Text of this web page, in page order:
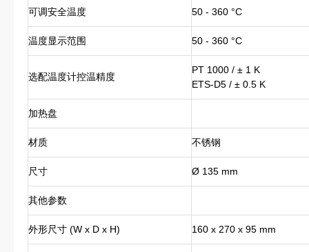
可调安全温度 50 - 360 °C
温度显示范围 50 - 360 °C
选配温度计控温精度
PT 1000 / ± 1 K
ETS-D5 / ± 0.5 K
加热盘
材质 不锈钢
尺寸 Ø 135 mm
其他参数
外形尺寸 (W x D x H) 160 x 270 x 95 mm